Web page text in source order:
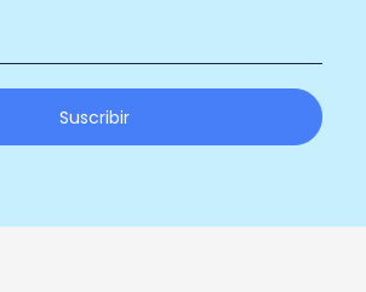
Suscribir